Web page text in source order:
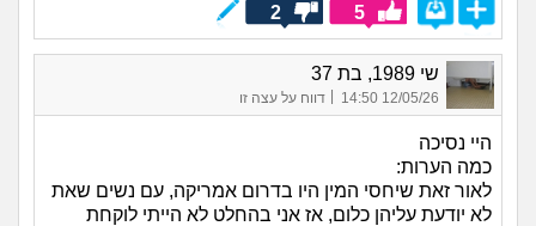
5
2
שי 1989, בת 37
12/05/26 14:50
| דווח על עצה זו
היי נסיכה
כמה הערות:
לאור זאת שיחסי המין היו בדרום אמריקה, עם נשים שאת
לא יודעת עליהן כלום, אז אני בהחלט לא הייתי לוקחת